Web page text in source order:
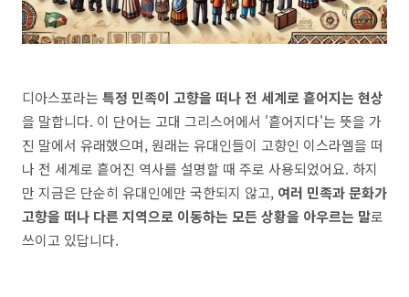
디아스포라는 특정 민족이 고향을 떠나 전 세계로 흩어지는 현상
을 말합니다. 이 단어는 고대 그리스어에서 '흩어지다'는 뜻을 가
진 말에서 유래했으며, 원래는 유대인들이 고향인 이스라엘을 떠
나 전 세계로 흩어진 역사를 설명할 때 주로 사용되었어요. 하지
만 지금은 단순히 유대인에만 국한되지 않고, 여러 민족과 문화가
고향을 떠나 다른 지역으로 이동하는 모든 상황을 아우르는 말로
쓰이고 있답니다.